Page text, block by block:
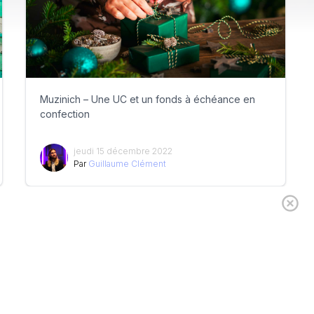
Muzinich – Une UC et un fonds à échéance en
confection
jeudi 15 décembre 2022
Par Guillaume Clément